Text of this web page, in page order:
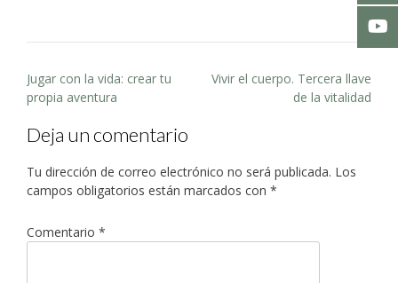
Post
navigation
Jugar con la vida: crear tu
propia aventura
Vivir el cuerpo. Tercera llave
de la vitalidad
Deja un comentario
Tu dirección de correo electrónico no será publicada. Los
campos obligatorios están marcados con *
Comentario *